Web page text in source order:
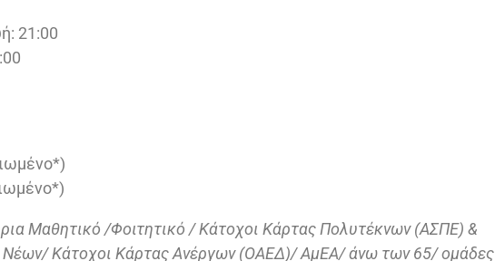
21:00
Μαθητικό /Φοιτητικό / Κάτοχοι Κάρτας Πολυτέκνων (ΑΣΠΕ) &
Κάτοχοι Κάρτας Ανέργων (ΟΑΕΔ)/ ΑμΕΑ/ άνω των 65/ ομάδες